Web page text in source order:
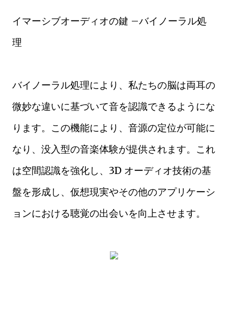
イマーシブオーディオの鍵 –バイノーラル処
理
バイノーラル処理により、私たちの脳は両耳の
微妙な違いに基づいて音を認識できるようにな
ります。この機能により、音源の定位が可能に
なり、没入型の音楽体験が提供されます。これ
は空間認識を強化し、3D オーディオ技術の基
盤を形成し、仮想現実やその他のアプリケーシ
ョンにおける聴覚の出会いを向上させます。